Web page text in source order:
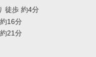
徒歩 約4分
16分
21分